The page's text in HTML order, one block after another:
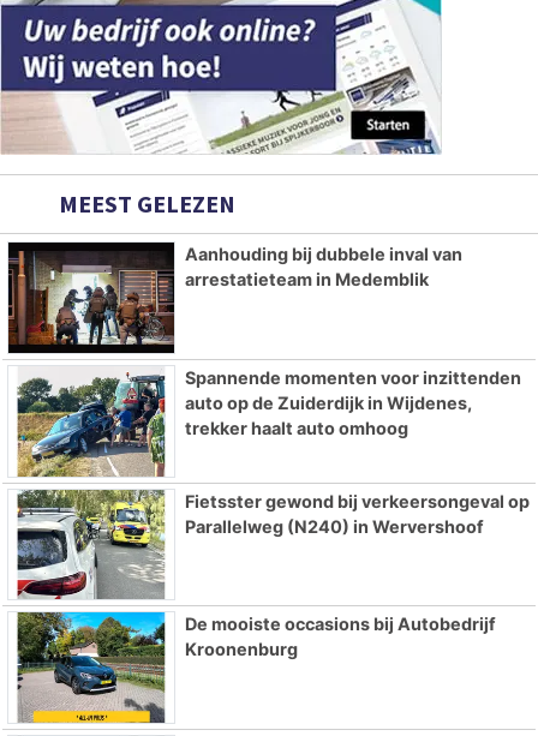
MEEST GELEZEN
Aanhouding bij dubbele inval van
arrestatieteam in Medemblik
Spannende momenten voor inzittenden
auto op de Zuiderdijk in Wijdenes,
trekker haalt auto omhoog
Fietsster gewond bij verkeersongeval op
Parallelweg (N240) in Wervershoof
De mooiste occasions bij Autobedrijf
Kroonenburg